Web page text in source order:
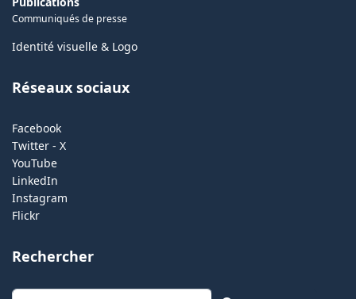
Communiqués de presse
Identité visuelle & Logo
Réseaux sociaux
Facebook
Twitter - X
YouTube
LinkedIn
Instagram
Flickr
Rechercher